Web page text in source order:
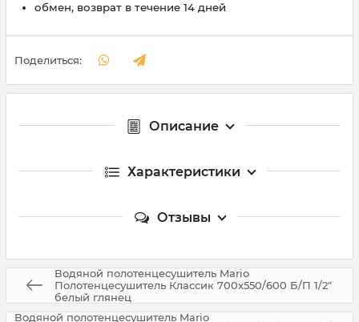
обмен, возврат в течение 14 дней
Поделиться:
Описание
Характеристики
Отзывы
Водяной полотенцесушитель Mario
Полотенцесушитель Классик 700х550/600 Б/П 1/2"
белый глянец
Водяной полотенцесушитель Mario